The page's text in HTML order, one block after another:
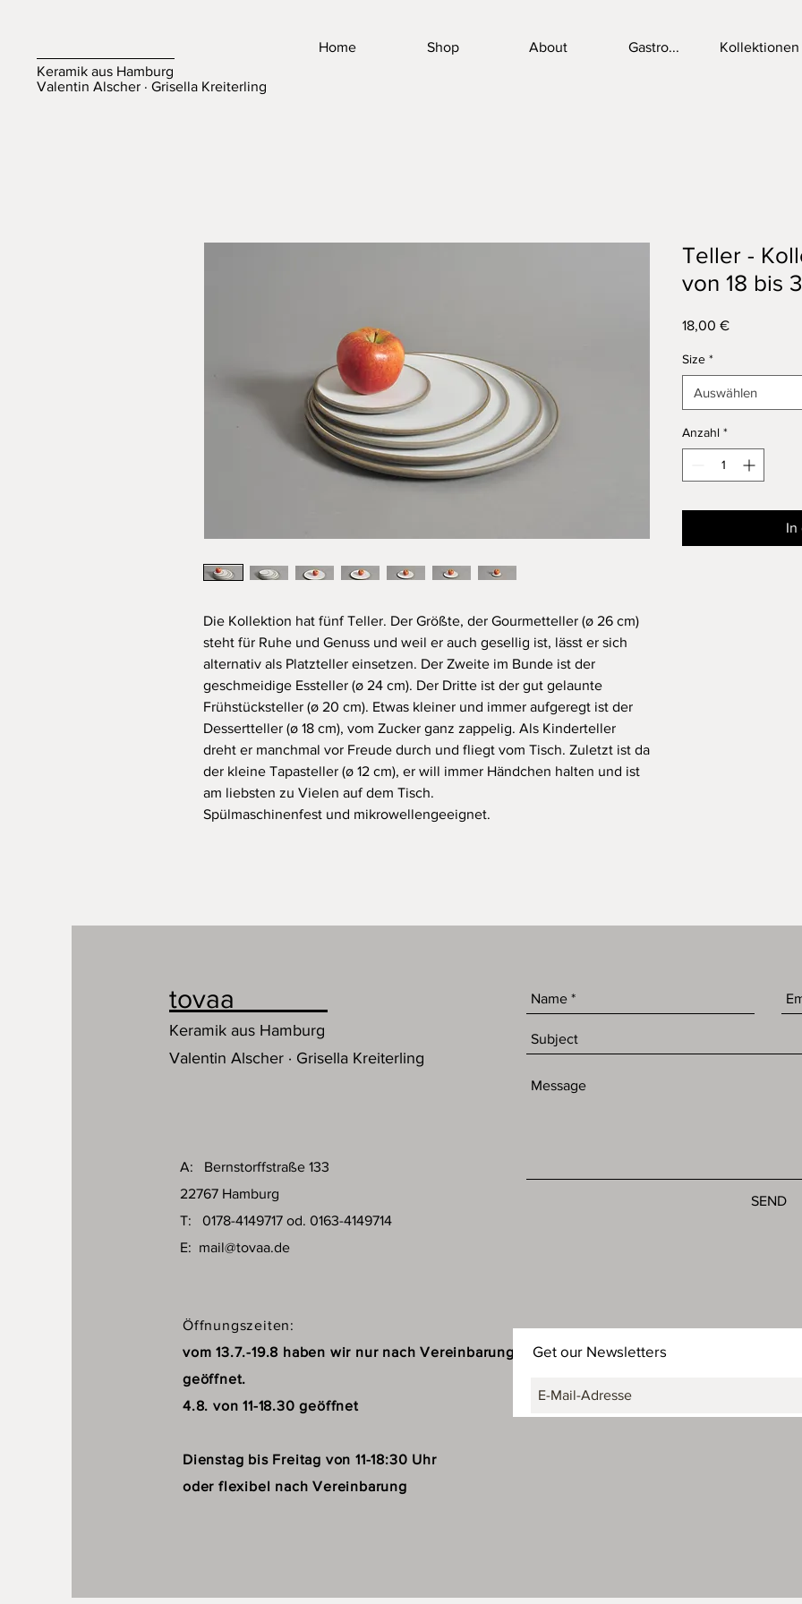
Home Shop About Gastro... Kollektionen
Keramik aus Hamburg
Valentin Alscher · Grisella Kreiterling
Die Kollektion hat fünf Teller. Der Größte, der Gourmetteller (ø 26 cm)
steht für Ruhe und Genuss und weil er auch gesellig ist, lässt er sich
alternativ als Platzteller einsetzen. Der Zweite im Bunde ist der
geschmeidige Essteller (ø 24 cm). Der Dritte ist der gut gelaunte
Frühstücksteller (ø 20 cm). Etwas kleiner und immer aufgeregt ist der
Dessertteller (ø 18 cm), vom Zucker ganz zappelig. Als Kinderteller
dreht er manchmal vor Freude durch und fliegt vom Tisch. Zuletzt ist da
der kleine Tapasteller (ø 12 cm), er will immer Händchen halten und ist
am liebsten zu Vielen auf dem Tisch.
Spülmaschinenfest und mikrowellengeeignet.
Teller -
von 18 bis
18,00 €Preis
Size *
Auswählen
Anzahl *
In
tovaa
Keramik aus Hamburg
Valentin Alscher · Grisella Kreiterling
A: Bernstorffstraße 133
22767 Hamburg
T: 0178-4149717 od. 0163-4149714
E: mail@tovaa.de
SEND
Öffnungszeiten:
vom 13.7.-19.8 haben wir nur nach Vereinbarung
geöffnet.
4.8. von 11-18.30 geöffnet
Dienstag bis Freitag von 11-18:30 Uhr
oder flexibel nach Vereinbarung
Get our Newsletters